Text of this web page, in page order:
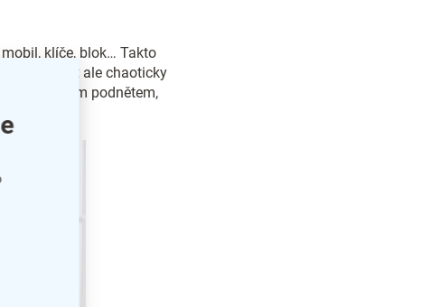
klíče, blok… Takto
Nemusí být ale chaoticky
dalším podnětem,